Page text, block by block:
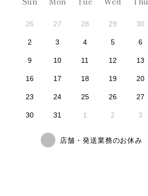
26 27 28 29 30
2 3 4 5 6
9 10 11 12 13
16 17 18 19 20
23 24 25 26 27
30 31 1 2 3
店舗・発送業務のお休み